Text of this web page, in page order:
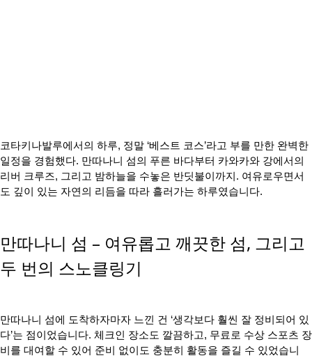
코타키나발루에서의 하루, 정말 ‘베스트 코스’라고 부를 만한 완벽한
일정을 경험했다. 만따나니 섬의 푸른 바다부터 카와카와 강에서의
리버 크루즈, 그리고 밤하늘을 수놓은 반딧불이까지. 여유로우면서
도 깊이 있는 자연의 리듬을 따라 흘러가는 하루였습니다.
만따나니 섬 – 여유롭고 깨끗한 섬, 그리고
두 번의 스노클링기
만따나니 섬에 도착하자마자 느낀 건 ‘생각보다 훨씬 잘 정비되어 있
다’는 점이었습니다. 체크인 장소도 깔끔하고, 무료로 수상 스포츠 장
비를 대여할 수 있어 준비 없이도 충분히 활동을 즐길 수 있었습니